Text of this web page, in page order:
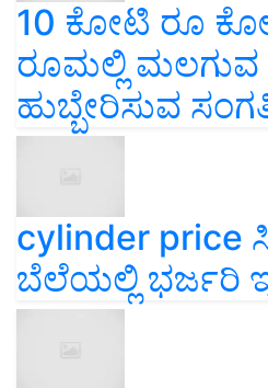
10 ಕೋಟಿ ರೂ
ರೂಮಲ್ಲಿ
ಹುಬ್ಬೇರಿಸುವ
cylinder price
ಬೆಲೆಯಲ್ಲಿ ಭರ್ಜರಿ